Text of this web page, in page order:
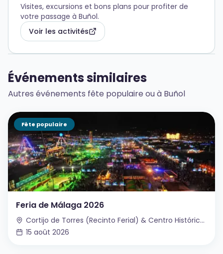
Visites, excursions et bons plans pour profiter de
votre passage à Buñol.
Voir les activités
Événements similaires
Autres événements fête populaire ou à Buñol
Fête populaire
Feria de Málaga 2026
Cortijo de Torres (Recinto Ferial) & Centro Histórico, Málaga, Espagne
15 août 2026